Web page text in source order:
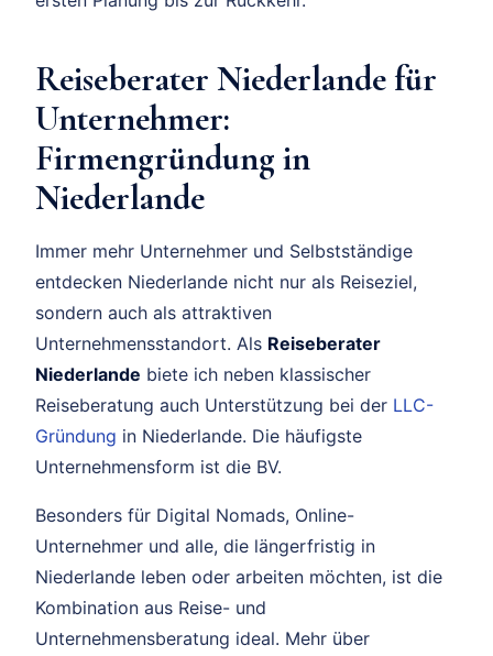
Reiseberater Niederlande für
Unternehmer:
Firmengründung in
Niederlande
Immer mehr Unternehmer und Selbstständige
entdecken Niederlande nicht nur als Reiseziel,
sondern auch als attraktiven
Unternehmensstandort. Als Reiseberater
Niederlande biete ich neben klassischer
Reiseberatung auch Unterstützung bei der LLC-
Gründung in Niederlande. Die häufigste
Unternehmensform ist die BV.
Besonders für Digital Nomads, Online-
Unternehmer und alle, die längerfristig in
Niederlande leben oder arbeiten möchten, ist die
Kombination aus Reise- und
Unternehmensberatung ideal. Mehr über